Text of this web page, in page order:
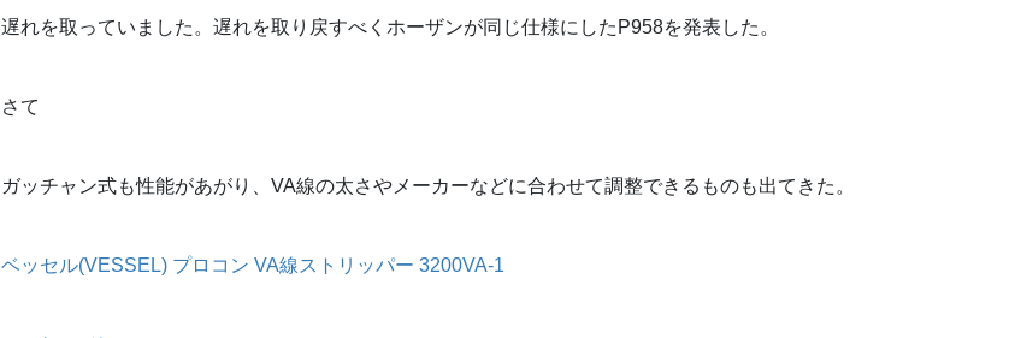
遅れを取っていました。遅れを取り戻すべくホーザンが同じ仕様にしたP958を発表した。
さて
ガッチャン式も性能があがり、VA線の太さやメーカーなどに合わせて調整できるものも出てきた。
ベッセル(VESSEL) プロコン VA線ストリッパー 3200VA-1